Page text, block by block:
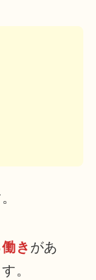
き があ
。